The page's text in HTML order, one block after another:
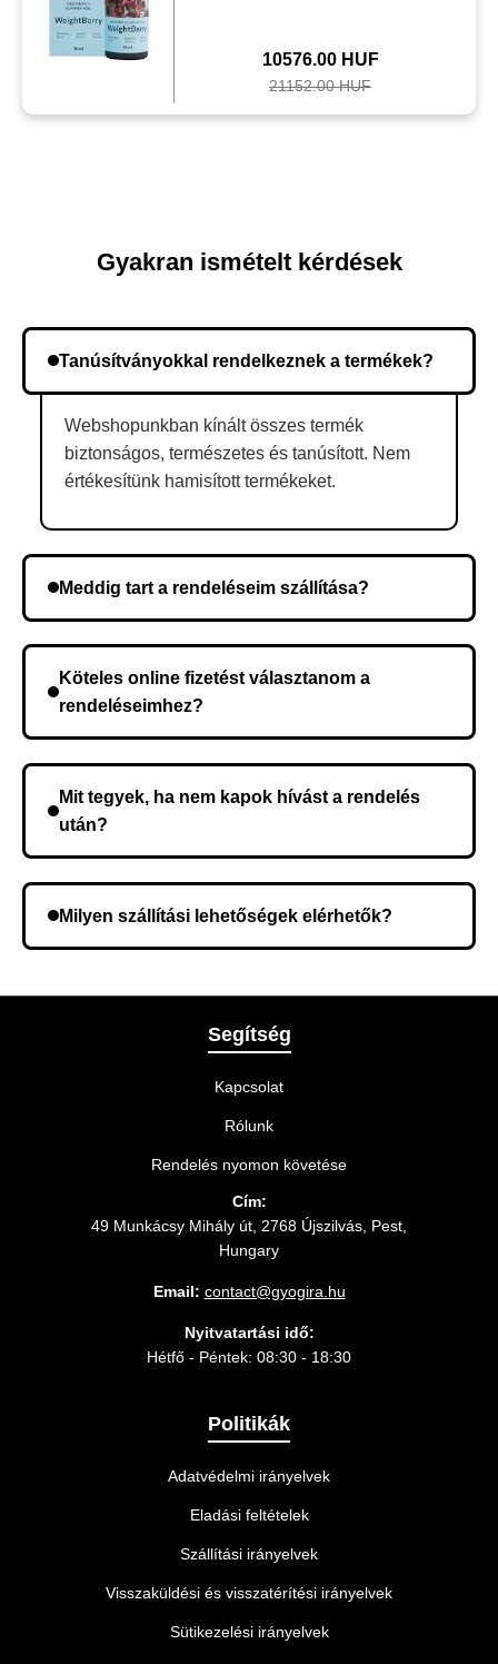
10576.00 HUF
21152.00 HUF
Gyakran ismételt kérdések
Tanúsítványokkal rendelkeznek a termékek?
Webshopunkban kínált összes termék
biztonságos, természetes és tanúsított. Nem
értékesítünk hamisított termékeket.
Meddig tart a rendeléseim szállítása?
kerül, és ez az időtartam függ a szállítási címtől.
Köteles online fizetést választanom a
rendeléseimhez?
Mit tegyek, ha nem kapok hívást a rendelés
után?
meg a rendelést.
Milyen szállítási lehetőségek elérhetők?
legmegfelelőbb szállítási módot.
Segítség
Kapcsolat
Rólunk
Rendelés nyomon követése
Cím:
49 Munkácsy Mihály út, 2768 Újszilvás, Pest,
Hungary
Email: contact@gyogira.hu
Nyitvatartási idő:
Hétfő - Péntek: 08:30 - 18:30
Politikák
Adatvédelmi irányelvek
Eladási feltételek
Szállítási irányelvek
Visszaküldési és visszatérítési irányelvek
Sütikezelési irányelvek